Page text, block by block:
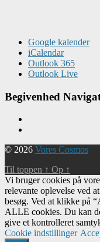
Google kalender
iCalendar
Outlook 365
Outlook Live
Begivenhed
© 2026 Vores Cosmos
Til toppen ↑ Op ↑
Vi bruger cookies på
relevante oplevelse ved
besøg. Ved at klikke på
ALLE cookies. Du kan
give et kontrolleret
Cookie indstillinger